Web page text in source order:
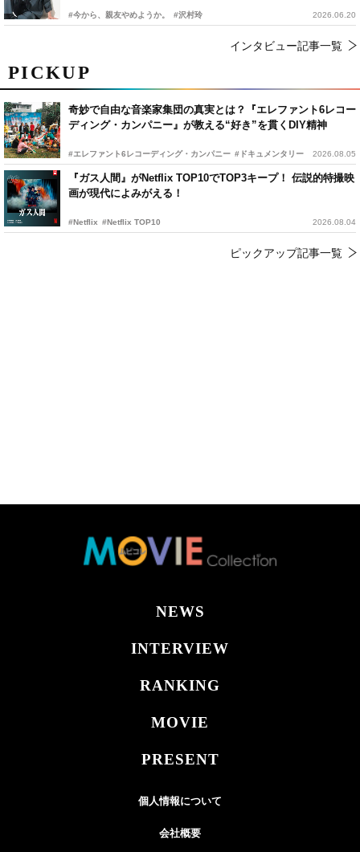
PICKUP
奇妙で自由な音楽家集団の真実とは？『エレファント6レコー
ディング・カンパニー』が教える“好き”を貫くDIY精神
#エレファント6レコーディング・カンパニー #ドキュメンタリー 2026.08.05
『ガス人間』がNetflix TOP10でTOP3キープ！ 伝説的特撮映
画が現代によみがえる！
#Netflix #Netflix TOP10 2026.08.04
ピックアップ記事一覧
#今から、親友やめようか。 #沢村玲 2026.06.20
インタビュー記事一覧
NEWS
INTERVIEW
RANKING
MOVIE
PRESENT
個人情報について
会社概要